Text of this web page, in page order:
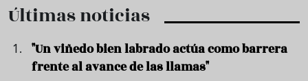
Últimas noticias
"Un viñedo bien labrado actúa como barrera
frente al avance de las llamas"